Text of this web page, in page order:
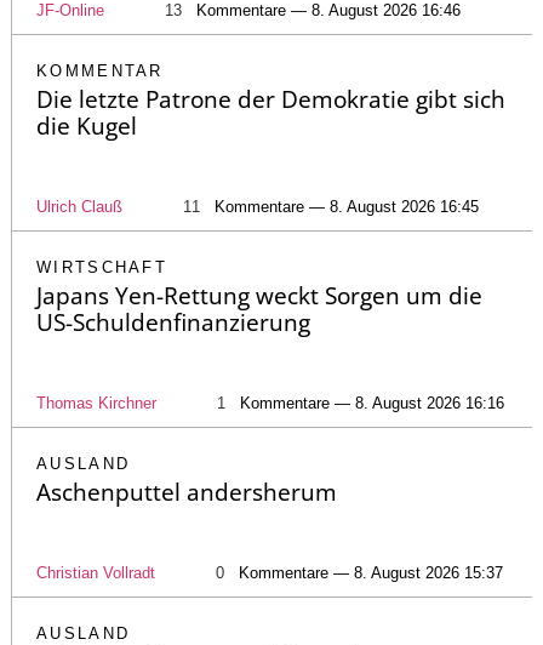
JF-Online 13 Kommentare — 8. August 2026 16:46
KOMMENTAR
Die letzte Patrone der Demokratie gibt sich
die Kugel
Ulrich Clauß 11 Kommentare — 8. August 2026 16:45
WIRTSCHAFT
Japans Yen-Rettung weckt Sorgen um die
US-Schuldenfinanzierung
Thomas Kirchner 1 Kommentare — 8. August 2026 16:16
AUSLAND
Aschenputtel andersherum
Christian Vollradt 0 Kommentare — 8. August 2026 15:37
AUSLAND